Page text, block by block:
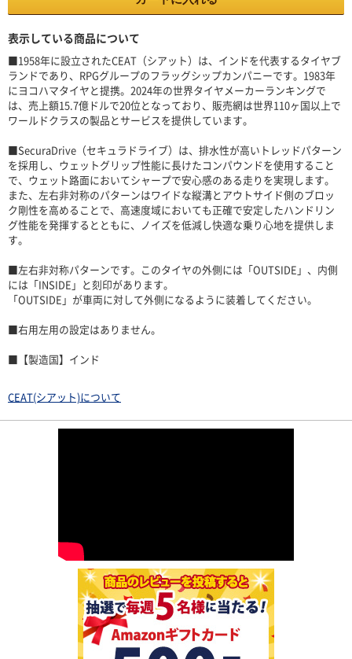
表示している商品について
■1958年に設立されたCEAT（シアット）は、インドを代表するタイヤブ
ランドであり、RPGグループのフラッグシップカンパニーです。1983年
にヨコハマタイヤと提携。2024年の世界タイヤメーカーランキングで
は、売上額15.7億ドルで20位となっており、販売網は世界110ヶ国以上で
ワールドクラスの製品とサービスを提供しています。
■SecuraDrive（セキュラドライブ）は、排水性が高いトレッドパターン
を採用し、ウェットグリップ性能に長けたコンパウンドを使用すること
で、ウェット路面においてシャープで安心感のある走りを実現します。
また、左右非対称のパターンはワイドな縦溝とアウトサイド側のブロッ
ク剛性を高めることで、高速度域においても正確で安定したハンドリン
グ性能を発揮するとともに、ノイズを低減し快適な乗り心地を提供しま
す。
■左右非対称パターンです。このタイヤの外側には「OUTSIDE」、内側
には「INSIDE」と刻印があります。
「OUTSIDE」が車両に対して外側になるように装着してください。
■右用左用の設定はありません。
■【製造国】インド
CEAT(シアット)について